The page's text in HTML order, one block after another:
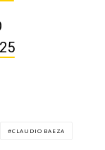
CLAUDIO BAEZA